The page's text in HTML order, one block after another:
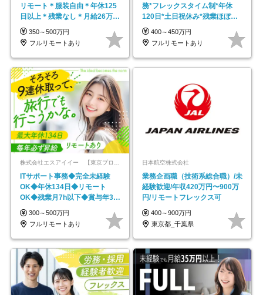
リモート＊服装自由＊年休125
日以上＊残業なし＊月給26万円
以上
350～500万円
フルリモートあり
務*フレックスタイム制*年休
120日*土日祝休み*残業ほぼな
し*育児中社員8割以上
400～450万円
フルリモートあり
株式会社エスアイイー 【東京プロマーケット上場】
ITサポート事務◆完全未経験
OK◆年休134日◆リモート
OK◆残業月7h以下◆賞与年3回
◆5年目まで必ず昇給
300～500万円
フルリモートあり
日本航空株式会社
業務企画職（技術系総合職）/未
経験歓迎/年収420万円〜900万
円/リモートフレックス可
400～900万円
東京都_千葉県